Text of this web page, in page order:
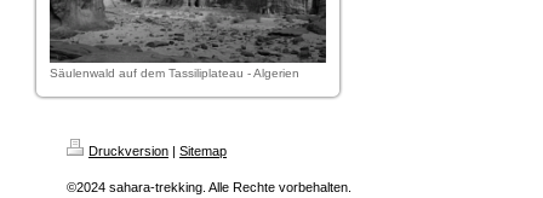
Säulenwald auf dem Tassiliplateau - Algerien
Druckversion Sitemap
©2024 sahara-trekking. Alle Rechte vorbehalten.